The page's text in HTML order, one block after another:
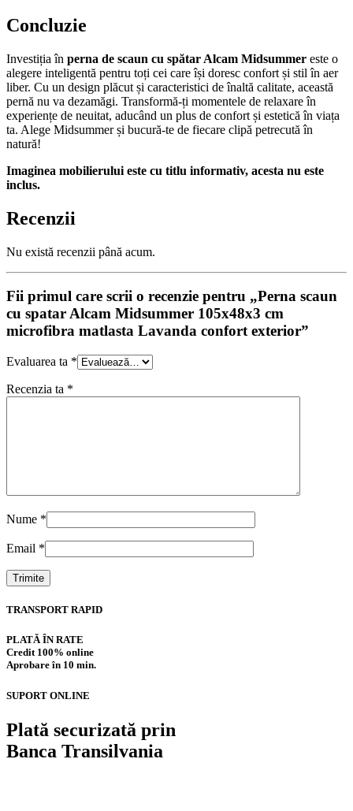
Concluzie
Investiția în perna de scaun cu spătar Alcam Midsummer este o
alegere inteligentă pentru toți cei care își doresc confort și stil în aer
liber. Cu un design plăcut și caracteristici de înaltă calitate, această
pernă nu va dezamăgi. Transformă-ți momentele de relaxare în
experiențe de neuitat, aducând un plus de confort și estetică în viața
ta. Alege Midsummer și bucură-te de fiecare clipă petrecută în
natură!
Imaginea mobilierului este cu titlu informativ, acesta nu este
inclus.
Recenzii
Nu există recenzii până acum.
Fii primul care scrii o recenzie pentru „Perna scaun
cu spatar Alcam Midsummer 105x48x3 cm
microfibra matlasta Lavanda confort exterior”
Evaluarea ta *
Recenzia ta *
Nume *
Email *
TRANSPORT RAPID
PLATĂ ÎN RATE
Credit 100% online
Aprobare în 10 min.
SUPORT ONLINE
Plată securizată prin
Banca Transilvania